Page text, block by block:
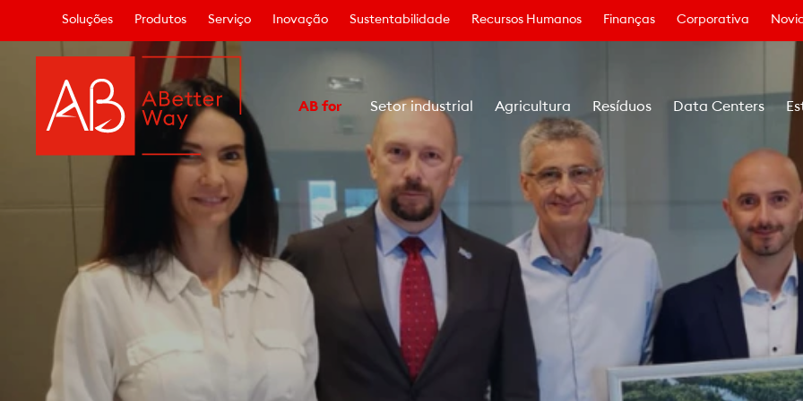
Soluções Produtos Serviço Inovação Sustentabilidade Recursos Humanos Finanças Corporativa
AB for Setor industrial Agricultura Resíduos Data Centers